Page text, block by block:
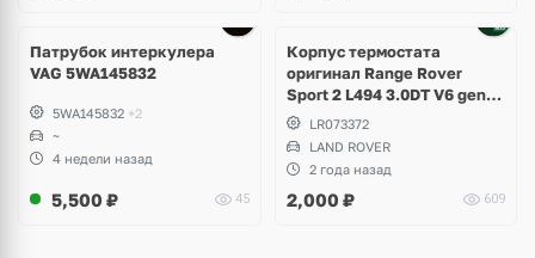
Патрубок интеркулера
VAG 5WA145832
5WA145832 +2
~
4 недели назад
5,500 ₽ 45
Корпус термостата
оригинал Range Rover
Sport 2 L494 3.0DT V6 gen2
Twin-turbo
LR073372
LAND ROVER
2 года назад
2,000 ₽ 609